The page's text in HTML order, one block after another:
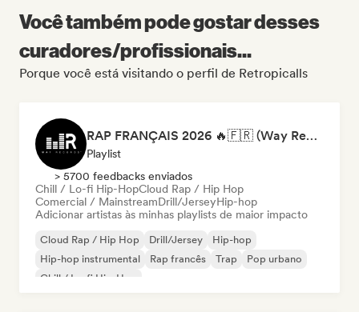
Você também pode gostar desses
curadores/profissionais...
Porque você está visitando o perfil de Retropicalls
RAP FRANÇAIS 2026 🔥🇫🇷 (Way Records)
Playlist
> 5700 feedbacks enviados
Chill / Lo-fi Hip-HopCloud Rap / Hip Hop
Comercial / MainstreamDrill/JerseyHip-hop
Adicionar artistas às minhas playlists de maior impacto
Cloud Rap / Hip Hop Drill/Jersey
Hip-hop
Hip-hop instrumental
Rap francês Trap
Pop urbano
Chill / Lo-fi Hip-Hop